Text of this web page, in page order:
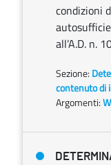
condizioni
all’A.D. n.
Sezione:
contenuto di
Argomenti: